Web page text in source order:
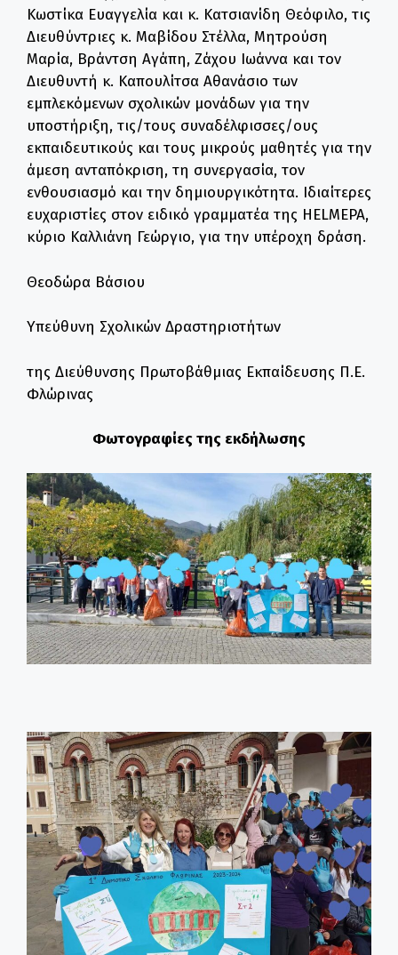
Κωστίκα Ευαγγελία και κ. Κατσιανίδη Θεόφιλο, τις
Διευθύντριες κ. Μαβίδου Στέλλα, Μητρούση
Μαρία, Βράντση Αγάπη, Ζάχου Ιωάννα και τον
Διευθυντή κ. Καπουλίτσα Αθανάσιο των
εμπλεκόμενων σχολικών μονάδων για την
υποστήριξη, τις/τους συναδέλφισσες/ους
εκπαιδευτικούς και τους μικρούς μαθητές για την
άμεση ανταπόκριση, τη συνεργασία, τον
ενθουσιασμό και την δημιουργικότητα. Ιδιαίτερες
ευχαριστίες στον ειδικό γραμματέα της HELMEPA,
κύριο Καλλιάνη Γεώργιο, για την υπέροχη δράση.
Θεοδώρα Βάσιου
Υπεύθυνη Σχολικών Δραστηριοτήτων
της Διεύθυνσης Πρωτοβάθμιας Εκπαίδευσης Π.Ε.
Φλώρινας
Φωτογραφίες της εκδήλωσης